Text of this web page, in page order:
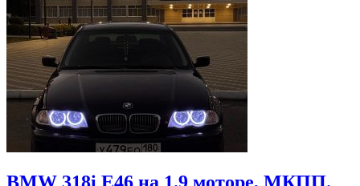
BMW 318i E46 на 1.9 моторе, МКПП.